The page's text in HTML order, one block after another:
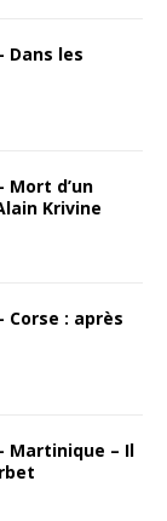
Dans les
Mort d’un
Krivine
Corse : après
Martinique – Il